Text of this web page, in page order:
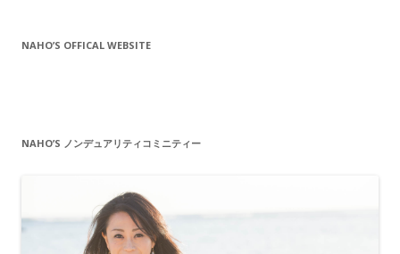
NAHO’S OFFICAL WEBSITE
NAHO’S ノンデュアリティコミニティー